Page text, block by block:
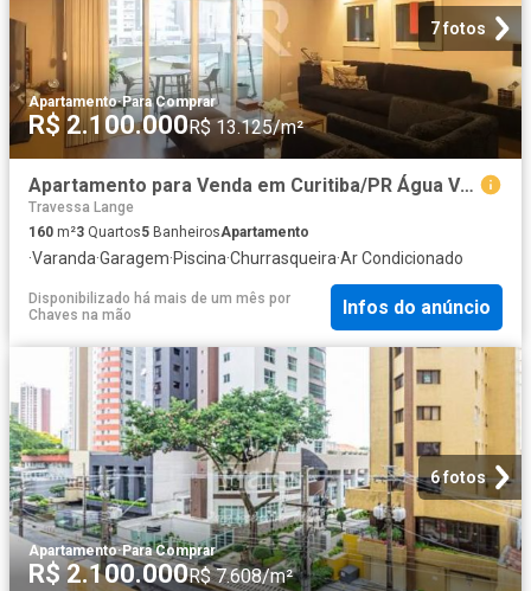
7 fotos
Apartamento·Para Comprar
R$ 2.100.000R$ 13.125/m²
Apartamento para Venda em Curitiba/PR Água Verde 3 Quartos
Travessa Lange
160 m²3 Quartos5 BanheirosApartamento
·Varanda·Garagem·Piscina·Churrasqueira·Ar Condicionado
Disponibilizado há mais de um mês por
Chaves na mão
Infos do anúncio
6 fotos
Apartamento·Para Comprar
R$ 2.100.000R$ 7.608/m²